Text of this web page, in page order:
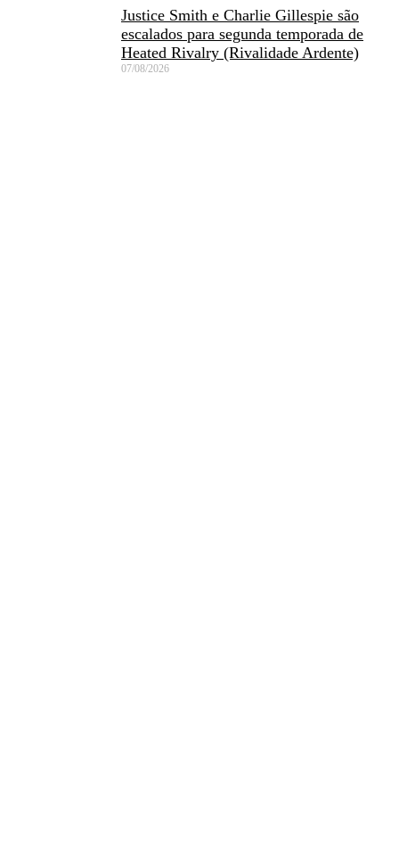
Justice Smith e Charlie Gillespie são
escalados para segunda temporada de
Heated Rivalry (Rivalidade Ardente)
07/08/2026